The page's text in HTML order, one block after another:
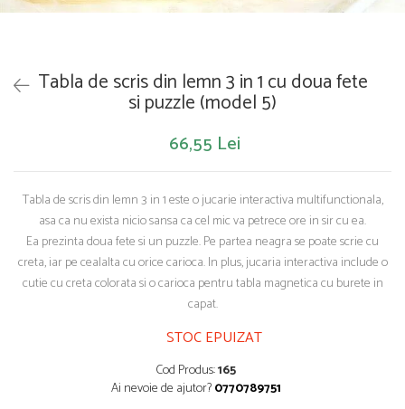
Tabla de scris din lemn 3 in 1 cu doua fete
si puzzle (model 5)
66,55 Lei
Tabla de scris din lemn 3 in 1 este o jucarie interactiva multifunctionala,
asa ca nu exista nicio sansa ca cel mic va petrece ore in sir cu ea.
Ea prezinta doua fete si un puzzle. Pe partea neagra se poate scrie cu
creta, iar pe cealalta cu orice carioca. In plus, jucaria interactiva include o
cutie cu creta colorata si o carioca pentru tabla magnetica cu burete in
capat.
STOC EPUIZAT
Cod Produs:165
Ai nevoie de ajutor?0770789751